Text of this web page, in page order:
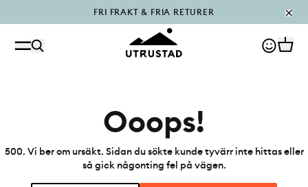
FRI FRAKT & FRIA RETURER
PÅFYLLT I OUTLET
Ooops!
500. Vi ber om ursäkt. Sidan du sökte kunde tyvärr inte hittas eller
så gick någonting fel på vägen.